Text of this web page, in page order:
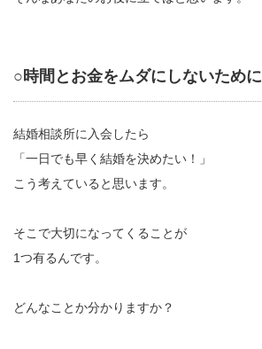
○時間とお金をムダにしないために
結婚相談所に入会したら
「一日でも早く結婚を決めたい！」
こう考えていると思います。
そこで大切になってくることが
1つ有るんです。
どんなことか分かりますか？